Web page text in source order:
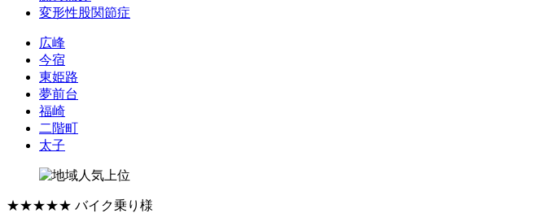
変形性股関節症
広峰
今宿
東姫路
夢前台
福崎
二階町
太子
★★★★★ バイク乗り様